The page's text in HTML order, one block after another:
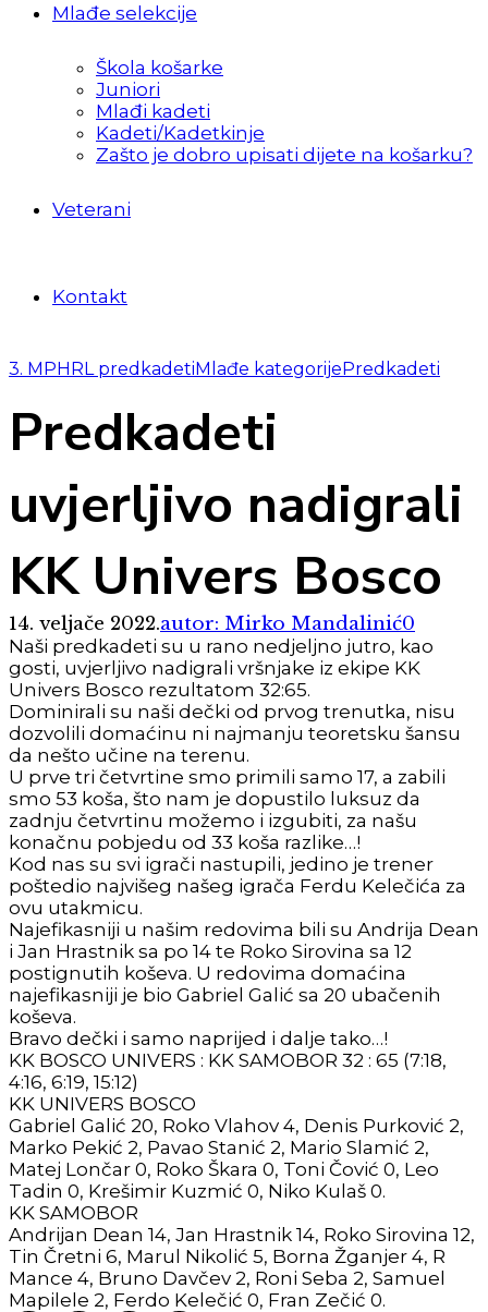
Mlađe selekcije
Škola košarke
Juniori
Mlađi kadeti
Kadeti/Kadetkinje
Zašto je dobro upisati dijete na košarku?
Veterani
Kontakt
3. MPHRL predkadetiMlađe kategorijePredkadeti
Predkadeti
uvjerljivo nadigrali
KK Univers Bosco
14. veljače 2022.autor: Mirko Mandalinić0
Naši predkadeti su u rano nedjeljno jutro, kao
gosti, uvjerljivo nadigrali vršnjake iz ekipe KK
Univers Bosco rezultatom 32:65.
Dominirali su naši dečki od prvog trenutka, nisu
dozvolili domaćinu ni najmanju teoretsku šansu
da nešto učine na terenu.
U prve tri četvrtine smo primili samo 17, a zabili
smo 53 koša, što nam je dopustilo luksuz da
zadnju četvrtinu možemo i izgubiti, za našu
konačnu pobjedu od 33 koša razlike…!
Kod nas su svi igrači nastupili, jedino je trener
poštedio najvišeg našeg igrača Ferdu Kelečića za
ovu utakmicu.
Najefikasniji u našim redovima bili su Andrija Dean
i Jan Hrastnik sa po 14 te Roko Sirovina sa 12
postignutih koševa. U redovima domaćina
najefikasniji je bio Gabriel Galić sa 20 ubačenih
koševa.
Bravo dečki i samo naprijed i dalje tako…!
KK BOSCO UNIVERS : KK SAMOBOR 32 : 65 (7:18,
4:16, 6:19, 15:12)
KK UNIVERS BOSCO
Gabriel Galić 20, Roko Vlahov 4, Denis Purković 2,
Marko Pekić 2, Pavao Stanić 2, Mario Slamić 2,
Matej Lončar 0, Roko Škara 0, Toni Čović 0, Leo
Tadin 0, Krešimir Kuzmić 0, Niko Kulaš 0.
KK SAMOBOR
Andrijan Dean 14, Jan Hrastnik 14, Roko Sirovina 12,
Tin Čretni 6, Marul Nikolić 5, Borna Žganjer 4, R
Mance 4, Bruno Davčev 2, Roni Seba 2, Samuel
Mapilele 2, Ferdo Kelečić 0, Fran Zečić 0.